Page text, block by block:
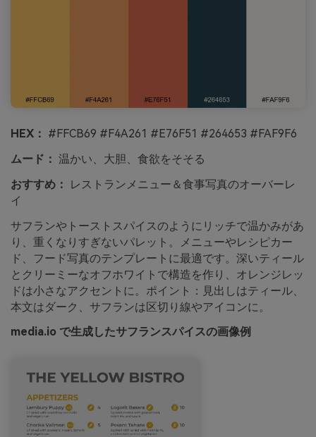
HEX： #FFCB69 #F4A261 #E76F51 #264653 #FAF9F6
ムード： 温かい、大胆、食欲をそそる
おすすめ：
レストランメニュー＆食事写真のオーバーレ
イ
サフランやトーストスパイスのようにリッチで温かみがあ
り、重くなりすぎないパレット。メニューやレシピカー
ド、フード写真のテンプレートに最適です。深いティール
とクリーミーなオフホワイトで構造を作り、オレンジレッ
ドは小さなアクセントに。ポイント：見出しはティール、
本文はダーク、サフランは区切り線やアイコンに。
media.io で生成したサフランスパイスの画像例